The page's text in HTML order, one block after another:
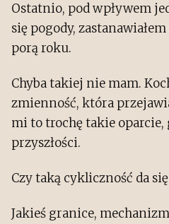
Ostatnio, pod wpływem
się pogody,
porą roku.
Chyba takiej nie mam.
zmienność, która
mi to trochę takie oparcie,
przyszłości.
Czy taką cykliczność da
Jakieś granice,